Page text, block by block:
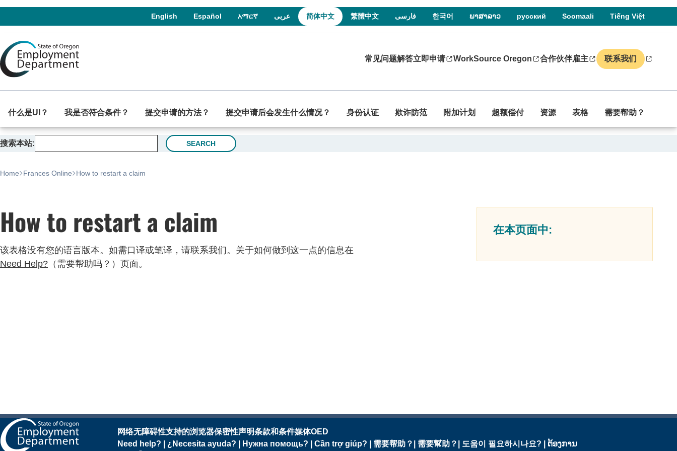
Skip to language switcher
Skip to navigation
Skip to content
English Español አማርኛ عربى 简体中文 繁體中文 فارسی 한국어 ພາສາລາວ русский Soomaali Tiếng Việt
常见问题解答立即申请 WorkSource Oregon 合作伙伴雇主 联系我们
什么是UI？ 我是否符合条件？ 提交申请的方法？ 提交申请后会发生什么情况？ 身份认证 欺诈防范 附加计划 超额偿付 资源 表格 需要帮助？
搜索本站 SEARCH
Home Frances Online How to restart a claim
How to restart a claim
该表格没有您的语言版本。如需口译或笔译，请联系我们。关于如何做到这一点的信息在
Need Help? （需要帮助吗？）页面。
在本页面中:
网络无障碍性支持的浏览器保密性声明条款和条件媒体OED
Need help? | ¿Necesita ayuda? | Нужна помощь? | Cần trợ giúp? | 需要帮助？| 需要幫助？| 도움이 필요하시나요? | ຕ້ອງການ